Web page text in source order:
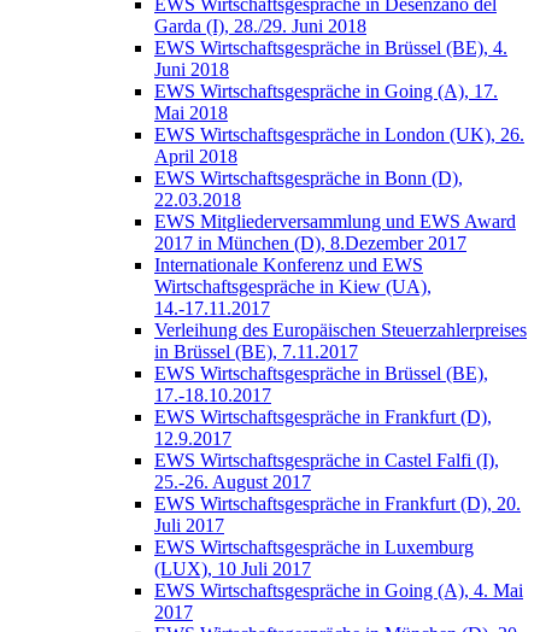
EWS Wirtschaftsgespräche in Desenzano del
Garda (I), 28./29. Juni 2018
EWS Wirtschaftsgespräche in Brüssel (BE), 4.
Juni 2018
EWS Wirtschaftsgespräche in Going (A), 17.
Mai 2018
EWS Wirtschaftsgespräche in London (UK), 26.
April 2018
EWS Wirtschaftsgespräche in Bonn (D),
22.03.2018
EWS Mitgliederversammlung und EWS Award
2017 in München (D), 8.Dezember 2017
Internationale Konferenz und EWS
Wirtschaftsgespräche in Kiew (UA),
14.-17.11.2017
Verleihung des Europäischen Steuerzahlerpreises
in Brüssel (BE), 7.11.2017
EWS Wirtschaftsgespräche in Brüssel (BE),
17.-18.10.2017
EWS Wirtschaftsgespräche in Frankfurt (D),
12.9.2017
EWS Wirtschaftsgespräche in Castel Falfi (I),
25.-26. August 2017
EWS Wirtschaftsgespräche in Frankfurt (D), 20.
Juli 2017
EWS Wirtschaftsgespräche in Luxemburg
(LUX), 10 Juli 2017
EWS Wirtschaftsgespräche in Going (A), 4. Mai
2017